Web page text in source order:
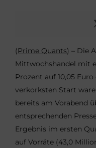
(Prime Quants) – Die
Mittwochshandel mit
Prozent auf 10,05
verkorksten Start
bereits am Vorabend
entsprechenden
Ergebnis im ersten
auf Vorräte (43,0